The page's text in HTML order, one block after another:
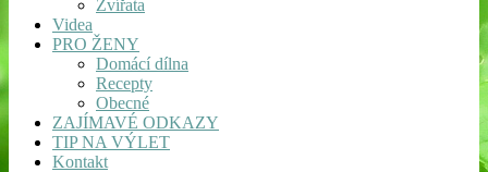
Zvířata
Videa
PRO ŽENY
Domácí dílna
Recepty
Obecné
ZAJÍMAVÉ ODKAZY
TIP NA VÝLET
Kontakt